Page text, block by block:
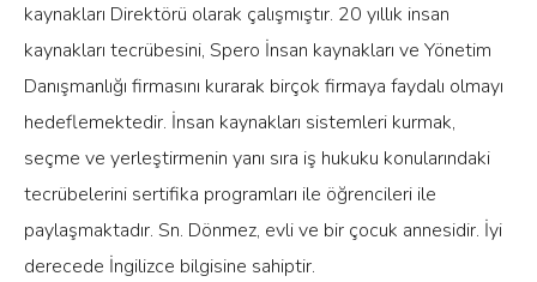
kaynakları Direktörü olarak çalışmıştır. 20 yıllık insan
kaynakları tecrübesini, Spero İnsan kaynakları ve Yönetim
Danışmanlığı firmasını kurarak birçok firmaya faydalı olmayı
hedeflemektedir. İnsan kaynakları sistemleri kurmak,
seçme ve yerleştirmenin yanı sıra iş hukuku konularındaki
tecrübelerini sertifika programları ile öğrencileri ile
paylaşmaktadır. Sn. Dönmez, evli ve bir çocuk annesidir. İyi
derecede İngilizce bilgisine sahiptir.